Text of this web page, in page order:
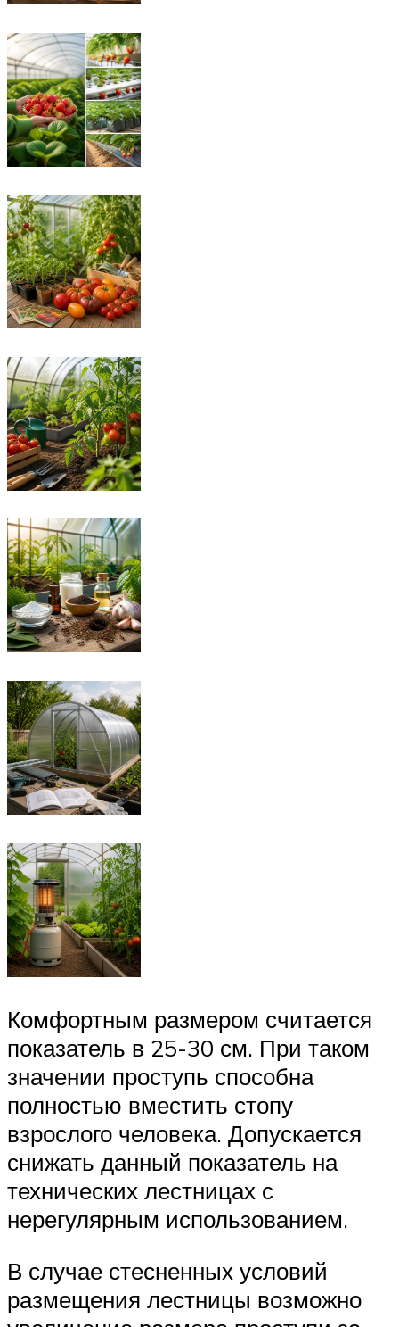
Комфортным размером считается
показатель в 25-30 см. При таком
значении проступь способна
полностью вместить стопу
взрослого человека. Допускается
снижать данный показатель на
технических лестницах с
нерегулярным использованием.
В случае стесненных условий
размещения лестницы возможно